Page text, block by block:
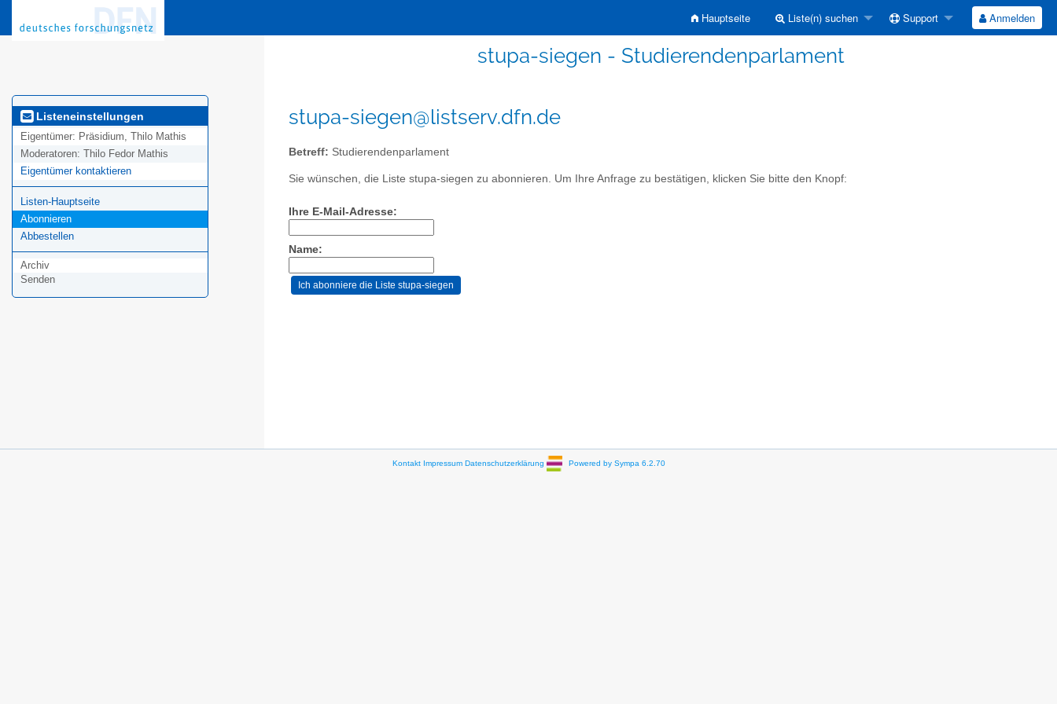
Hauptseite Liste(n) suchen Support Anmelden
stupa-siegen - Studierendenparlament
Listeneinstellungen
Eigentümer: Präsidium, Thilo Mathis
Moderatoren: Thilo Fedor Mathis
Eigentümer kontaktieren
Listen-Hauptseite
Abonnieren
Abbestellen
Archiv
Senden
stupa-siegen@listserv.dfn.de
Betreff: Studierendenparlament
Sie wünschen, die Liste stupa-siegen zu abonnieren. Um Ihre Anfrage zu bestätigen, klicken Sie bitte den Knopf:
Ihre E-Mail-Adresse:
Name:
Kontakt Impressum Datenschutzerklärung Powered by Sympa 6.2.70